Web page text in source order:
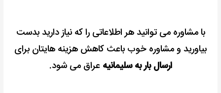
با مشاوره می توانید هر اطلاعاتی را که نیاز دارید بدست
بیاورید و مشاوره خوب باعث کاهش هزینه هایتان برای
ارسال بار به سلیمانیه عراق می شود.